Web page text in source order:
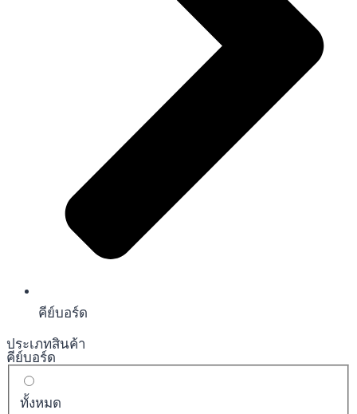
คีย์บอร์ด
ประเภทสินค้า
คีย์บอร์ด
ทั้งหมด